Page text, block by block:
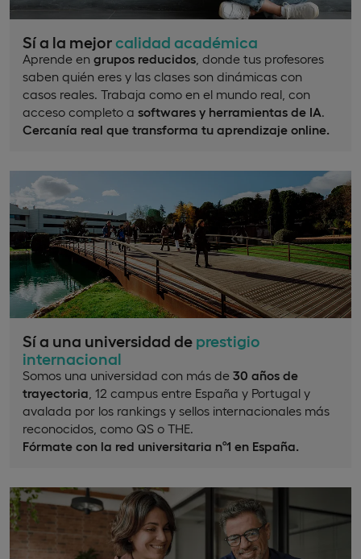
Sí a la mejorcalidad académica
Aprende en grupos reducidos , donde tus profesores
saben quién eres y las clases son dinámicas con
casos reales. Trabaja como en el mundo real, con
acceso completo a softwares y herramientas de IA.
Cercanía real que transforma tu aprendizaje online.
Sí a una universidad de prestigio
internacional
Somos una universidad con más de 30 años de
trayectoria , 12 campus entre España y Portugal y
avalada por los rankings y sellos internacionales más
reconocidos, como QS o THE.
Fórmate con la red universitaria nº1 en España.